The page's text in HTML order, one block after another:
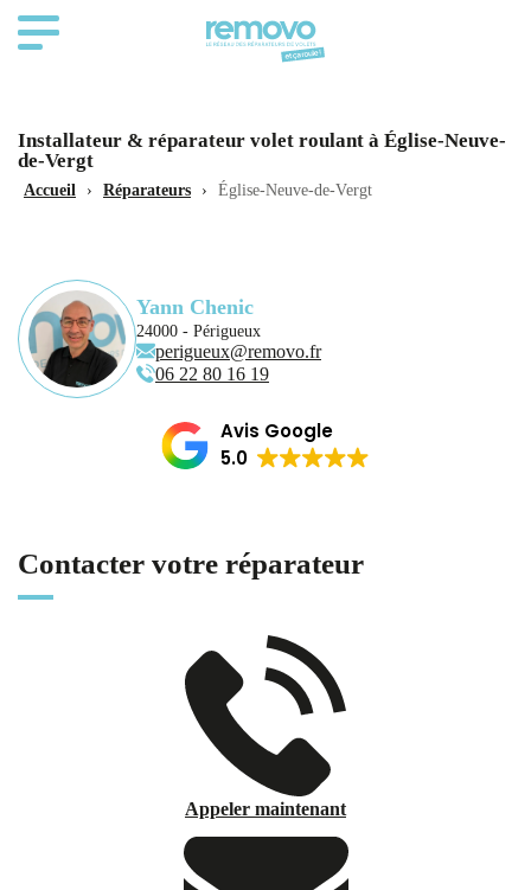
Installateur & réparateur volet roulant à Église-Neuve-
de-Vergt
Accueil › Réparateurs › Église-Neuve-de-Vergt
Yann Chenic
24000 - Périgueux
perigueux@removo.fr
06 22 80 16 19
Avis Google
5.0
Contacter votre réparateur
Appeler maintenant